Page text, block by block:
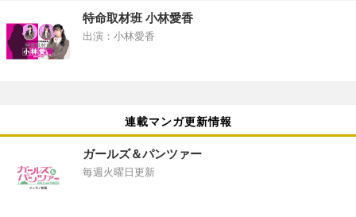
特命取材班 小林愛香
出演：小林愛香
連載マンガ更新情報
ガールズ＆パンツァー
毎週火曜日更新